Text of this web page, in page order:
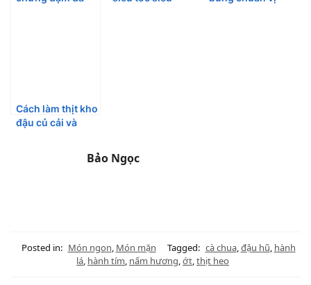
Cách làm thịt kho
đậu củ cải và
hồi đơn giản siêu
Bảo Ngọc
Posted in: Món ngon, Món mặn Tagged: cà chua,đậu hũ, hành
lá, hành tím, nấm hương,ớt,thịt heo